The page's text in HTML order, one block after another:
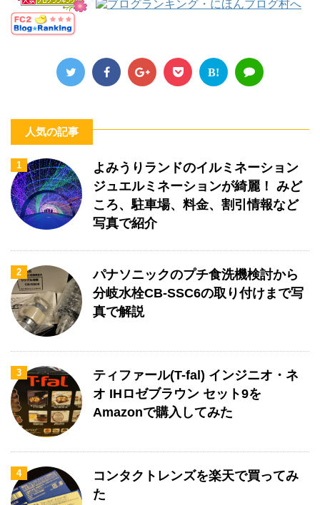
B!
人気の記事
1
よみうりランドのイルミネーション
ジュエルミネーションが綺麗！ みど
ころ、駐車場、料金、割引情報など
写真で紹介
2
パナソニックのプチ食洗機検討から
分岐水栓CB-SSC6の取り付けまで写
真で解説
3
ティファール(T-fal) インジニオ・ネ
オ IHロゼブラウン セット9を
Amazonで購入してみた
4
コンタクトレンズを楽天で買ってみ
た